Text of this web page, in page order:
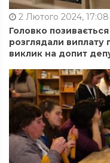
2 Лютого 2024, 17:08
Головко
розглядали виплату
виклик на допит